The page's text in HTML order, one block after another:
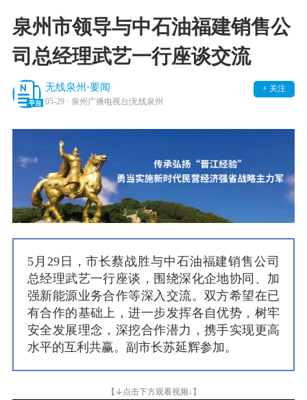
泉州市领导与中石油福建销售公
司总经理武艺一行座谈交流
无线泉州·要闻
+ 关注
05-29 · 泉州广播电视台|无线泉州
5月29日，市长蔡战胜与中石油福建销售公司
总经理武艺一行座谈，围绕深化企地协同、加
强新能源业务合作等深入交流。双方希望在已
有合作的基础上，进一步发挥各自优势，树牢
安全发展理念，深挖合作潜力，携手实现更高
水平的互利共赢。副市长苏延辉参加。
【 ↓点击下方观看视频↓】